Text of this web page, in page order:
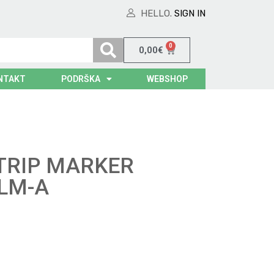
HELLO. SIGN IN
0,00€ 0
PODRŠKA WEBSHOP
MARKER
A